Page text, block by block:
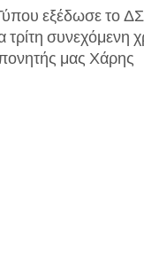
εξέδωσε το
τρίτη συνεχόμενη
μας Χάρης